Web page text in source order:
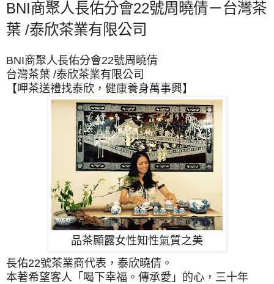
BNI商聚人長佑分會22號周曉倩－台灣茶
葉 /泰欣茶業有限公司
BNI商聚人長佑分會22號周曉倩
台灣茶葉 /泰欣茶業有限公司
【呷茶送禮找泰欣，健康養身萬事興】
品茶顯露女性知性氣質之美
長佑22號茶業商代表，泰欣曉倩。
本著希望客人「喝下幸福。傳承愛」的心， 三十年